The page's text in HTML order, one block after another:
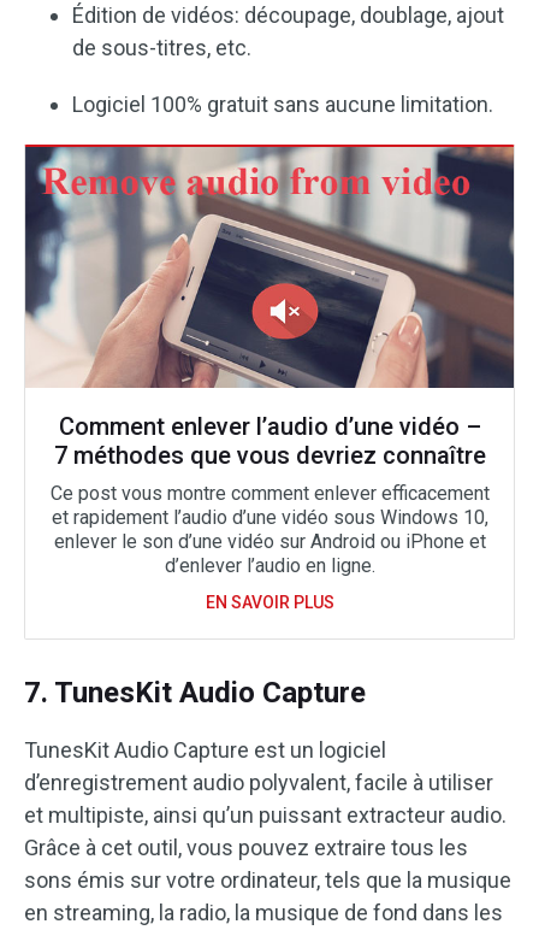
Édition de vidéos: découpage, doublage, ajout
de sous-titres, etc.
Logiciel 100% gratuit sans aucune limitation.
Comment enlever l’audio d’une vidéo –
7 méthodes que vous devriez connaître
Ce post vous montre comment enlever efficacement
et rapidement l’audio d’une vidéo sous Windows 10,
enlever le son d’une vidéo sur Android ou iPhone et
d’enlever l’audio en ligne.
EN SAVOIR PLUS
7. TunesKit Audio Capture
TunesKit Audio Capture est un logiciel
d’enregistrement audio polyvalent, facile à utiliser
et multipiste, ainsi qu’un puissant extracteur audio.
Grâce à cet outil, vous pouvez extraire tous les
sons émis sur votre ordinateur, tels que la musique
en streaming, la radio, la musique de fond dans les